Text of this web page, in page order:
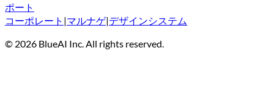
ポート
コーポレート |マルナゲ|デザインシステム
© 2026 BlueAI Inc. All rights reserved.